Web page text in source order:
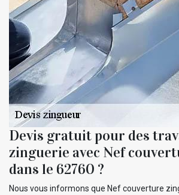
Devis gratuit pour des
zinguerie avec Nef
dans le 62760 ?
Nous vous informons que Nef couverture